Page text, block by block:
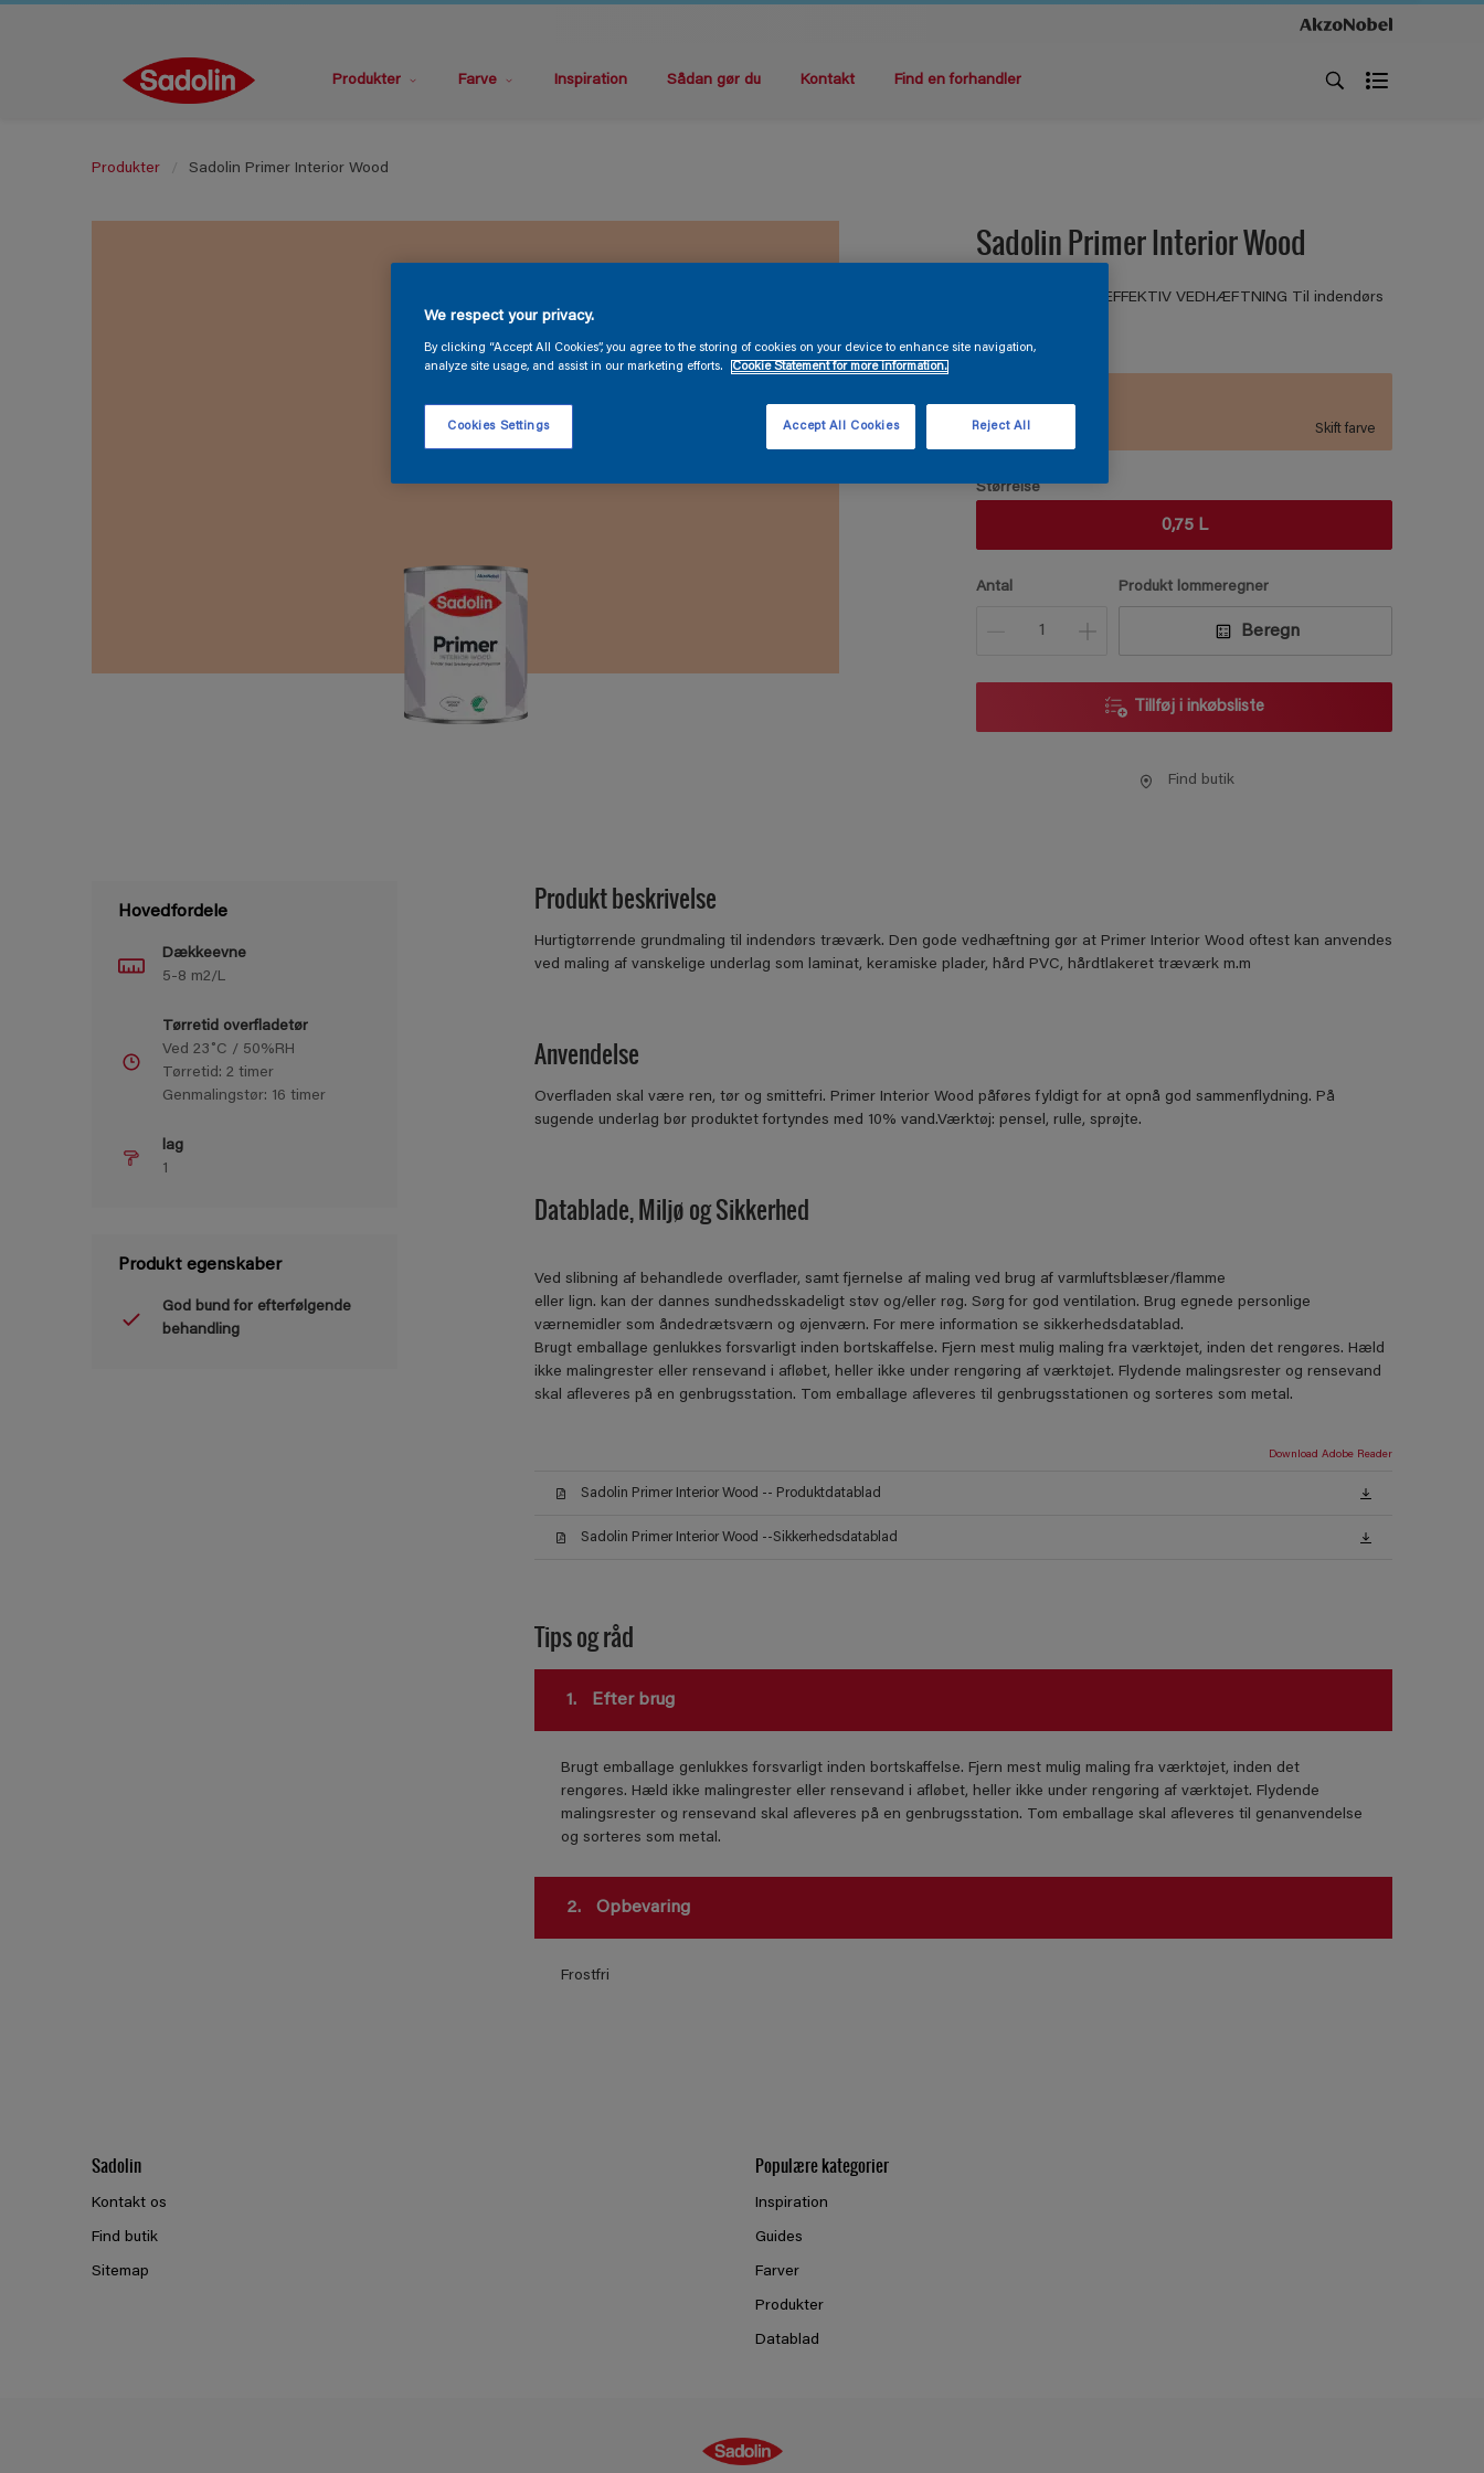
Produkter Farve Inspiration Sådan gør du Kontakt Find en forhandler
Produkter Sadolin Primer Interior Wood
Sadolin Primer Interior Wood
GRUNDER TRÆ - EFFEKTIV VEDHÆFTNING Til indendørs
D8.17.77
Skift farve
Størrelse
0,75 L
Antal Produkt lommeregner
Beregn
Tillføj i inkøbsliste
Find butik
Hovedfordele
Dækkeevne
5-8 m2/L
Tørretid overfladetør
Ved 23˚C / 50%RH
Tørretid: 2 timer
Genmalingstør: 16 timer
lag
1
Produkt egenskaber
God bund for efterfølgende
behandling
Produkt beskrivelse
Hurtigtørrende grundmaling til indendørs træværk. Den gode vedhæftning gør at Primer Interior Wood oftest kan anvendes
ved maling af vanskelige underlag som laminat, keramiske plader, hård PVC, hårdtlakeret træværk m.m
Anvendelse
Overﬂaden skal være ren, tør og smittefri. Primer Interior Wood påføres fyldigt for at opnå god sammenﬂydning. På
sugende underlag bør produktet fortyndes med 10% vand.Værktøj: pensel, rulle, sprøjte.
Datablade, Miljø og Sikkerhed
Ved slibning af behandlede overflader, samt fjernelse af maling ved brug af varmluftsblæser/flamme
eller lign. kan der dannes sundhedsskadeligt støv og/eller røg. Sørg for god ventilation. Brug egnede personlige
værnemidler som åndedrætsværn og øjenværn. For mere information se sikkerhedsdatablad.
Brugt emballage genlukkes forsvarligt inden bortskaffelse. Fjern mest mulig maling fra værktøjet, inden det rengøres. Hæld
ikke malingrester eller rensevand i afløbet, heller ikke under rengøring af værktøjet. Flydende malingsrester og rensevand
skal afleveres på en genbrugsstation. Tom emballage afleveres til genbrugsstationen og sorteres som metal.
Download Adobe Reader
Sadolin Primer Interior Wood -- Produktdatablad
Sadolin Primer Interior Wood --Sikkerhedsdatablad
Tips og råd
1. Efter brug
Brugt emballage genlukkes forsvarligt inden bortskaffelse. Fjern mest mulig maling fra værktøjet, inden det
rengøres. Hæld ikke malingrester eller rensevand i afløbet, heller ikke under rengøring af værktøjet. Flydende
malingsrester og rensevand skal afleveres på en genbrugsstation. Tom emballage skal afleveres til genanvendelse
og sorteres som metal.
2. Opbevaring
Frostfri
Sadolin
Kontakt os
Find butik
Sitemap
Populære kategorier
Inspiration
Guides
Farver
Produkter
Datablad
We respect your privacy.
By clicking “Accept All Cookies”, you agree to the storing of cookies on your device to enhance site navigation,
analyze site usage, and assist in our marketing efforts.
Cookie Statement for more information.
Cookies Settings Reject All
Accept All Cookies